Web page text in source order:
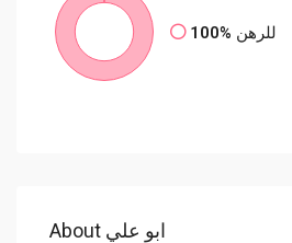
100% للرهن
About ابو علي